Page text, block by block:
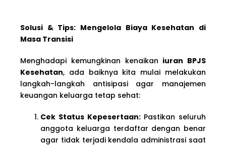
Solusi & Tips: Mengelola Biaya Kesehatan di
Masa Transisi
Menghadapi kemungkinan kenaikan iuran BPJS
Kesehatan, ada baiknya kita mulai melakukan
langkah-langkah antisipasi agar manajemen
keuangan keluarga tetap sehat:
Cek Status Kepesertaan:Pastikan seluruh
anggota keluarga terdaftar dengan benar
agar tidak terjadi kendala administrasi saat